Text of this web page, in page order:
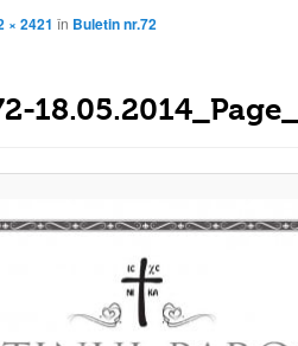
× 2421 în Buletin nr.72